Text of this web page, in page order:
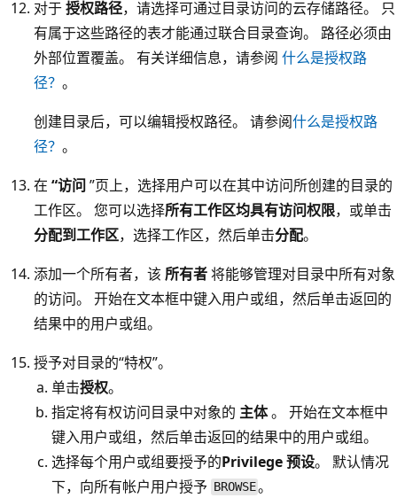
对于授权路径，请选择可通过目录访问的云存储路径。 只
有属于这些路径的表才能通过联合目录查询。 路径必须由
外部位置覆盖。 有关详细信息，请参阅 什么是授权路
径？ 。
创建目录后，可以编辑授权路径。 请参阅什么是授权路
径？ 。
在 “访问”页上，选择用户可以在其中访问所创建的目录的
工作区。 您可以选择所有工作区均具有访问权限，或单击
分配到工作区，选择工作区，然后单击分配。
添加一个所有者，该 所有者将能够管理对目录中所有对象
的访问。 开始在文本框中键入用户或组，然后单击返回的
结果中的用户或组。
授予对目录的“特权”。
单击授权。
指定将有权访问目录中对象的 主体。 开始在文本框中
键入用户或组，然后单击返回的结果中的用户或组。
选择每个用户或组要授予的Privilege 预设。 默认情况
下，向所有帐户用户授予 BROWSE。